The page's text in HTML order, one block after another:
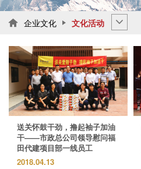
 企业文化 文化活动
送关怀鼓干劲，撸起袖子加油
干——市政总公司领导慰问福
田代建项目部一线员工
2018.04.13